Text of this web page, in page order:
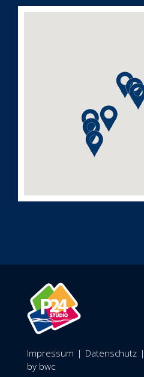
Impressum | Datenschutz |
by bwc